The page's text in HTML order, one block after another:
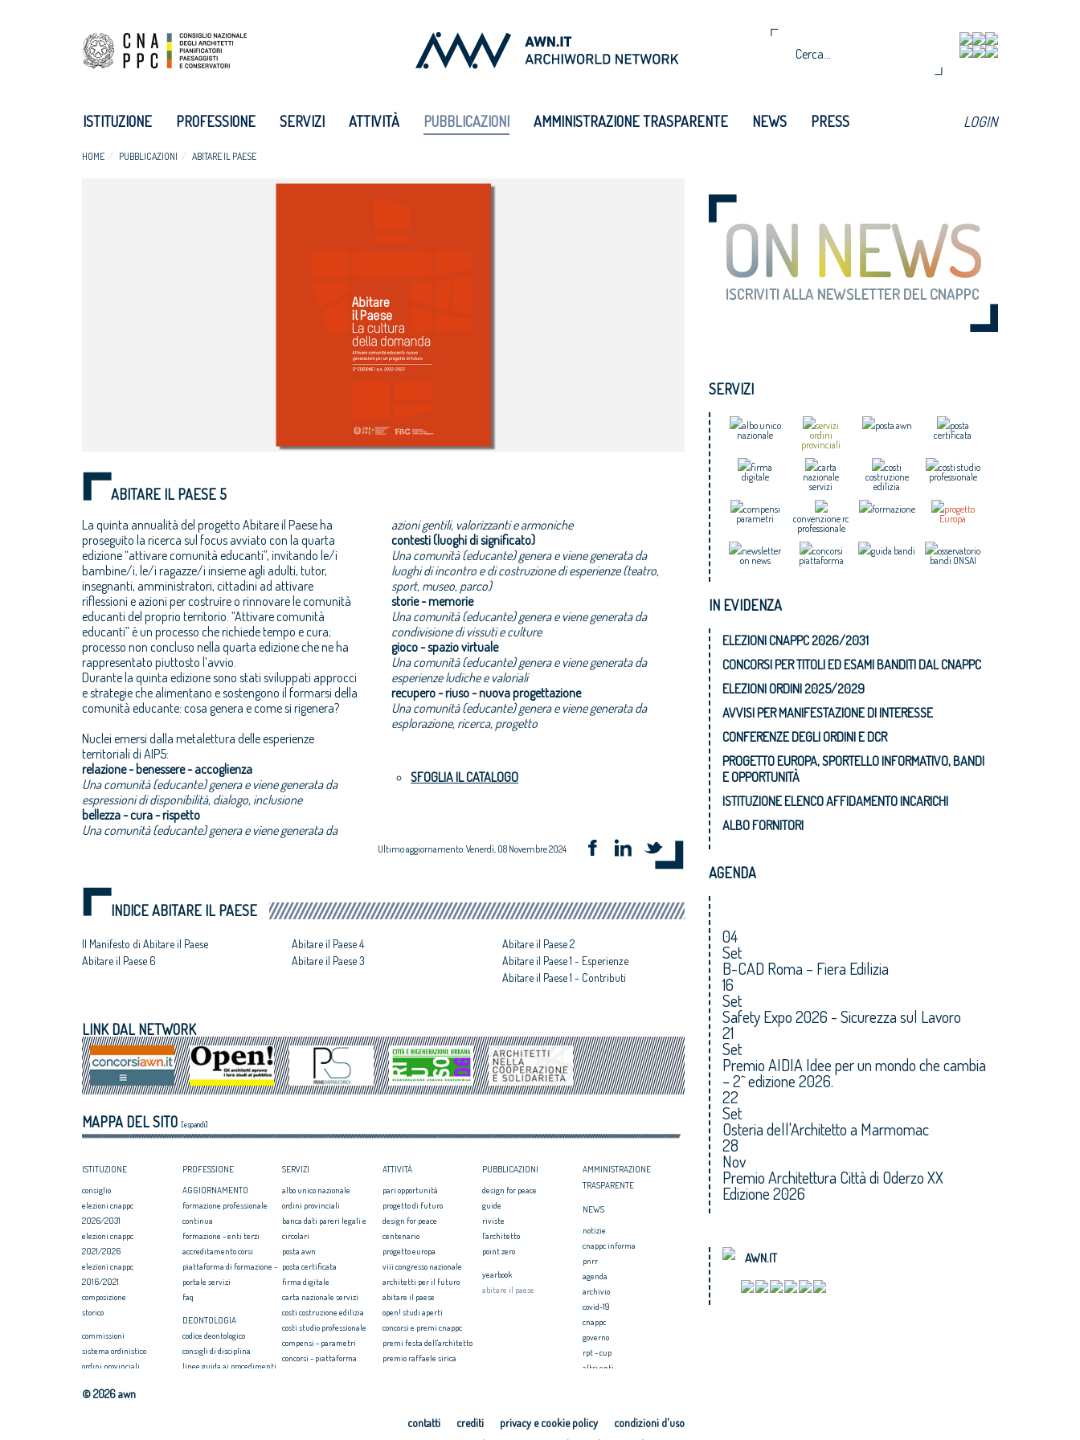
ISTITUZIONE PROFESSIONE SERVIZI ATTIVITÀ PUBBLICAZIONI AMMINISTRAZIONE TRASPARENTE NEWS PRESS LOGIN
HOME PUBBLICAZIONI ABITARE IL PAESE
ABITARE IL PAESE 5
La quinta annualità del progetto Abitare il Paese ha
proseguito la ricerca sul focus avviato con la quarta
edizione “attivare comunità educanti”, invitando le/i
bambine/i, le/i ragazze/i insieme agli adulti, tutor,
insegnanti, amministratori, cittadini ad attivare
riflessioni e azioni per costruire o rinnovare le comunità
educanti del proprio territorio. “Attivare comunità
educanti” è un processo che richiede tempo e cura;
processo non concluso nella quarta edizione che ne ha
rappresentato piuttosto l’avvio.
Durante la quinta edizione sono stati sviluppati approcci
e strategie che alimentano e sostengono il formarsi della
comunità educante: cosa genera e come si rigenera?
Nuclei emersi dalla metalettura delle esperienze
territoriali di AIP5:
relazione - benessere - accoglienza
Una comunità (educante) genera e viene generata da
espressioni di disponibilità, dialogo, inclusione
bellezza - cura - rispetto
Una comunità (educante) genera e viene generata da
azioni gentili, valorizzanti e armoniche
contesti (luoghi di significato)
Una comunità (educante) genera e viene generata da
luoghi di incontro e di costruzione di esperienze (teatro,
sport, museo, parco)
storie - memorie
Una comunità (educante) genera e viene generata da
condivisione di vissuti e culture
gioco - spazio virtuale
Una comunità (educante) genera e viene generata da
esperienze ludiche e valoriali
recupero - riuso - nuova progettazione
Una comunità (educante) genera e viene generata da
esplorazione, ricerca, progetto
SFOGLIA IL CATALOGO
Ultimo aggiornamento: Venerdì, 08 Novembre 2024
INDICE ABITARE IL PAESE
Il Manifesto di Abitare il Paese
Abitare il Paese 6
Abitare il Paese 4
Abitare il Paese 3
Abitare il Paese 2
Abitare il Paese 1 - Esperienze
Abitare il Paese 1 - Contributi
LINK DAL NETWORK
MAPPA DEL SITO [espandi]
ISTITUZIONE
consiglio
elezioni cnappc
2026/2031
elezioni cnappc
2021/2026
elezioni cnappc
2016/2021
composizione
storico
commissioni
sistema ordinistico
ordini provinciali
2025-2029
PROFESSIONE
AGGIORNAMENTO
formazione professionale
continua
formazione - enti terzi
accreditamento corsi
piattaforma di formazione -
portale servizi
faq
DEONTOLOGIA
codice deontologico
consigli di disciplina
linee guida ai procedimenti
SERVIZI
albo unico nazionale
ordini provinciali
banca dati pareri legali e
circolari
posta awn
posta certificata
firma digitale
carta nazionale servizi
costi costruzione edilizia
costi studio professionale
compensi - parametri
concorsi - piattaforma
ATTIVITÀ
pari opportunità
progetto di futuro
design for peace
centenario
progetto europa
viii congresso nazionale
architetti per il futuro
abitare il paese
open! studi aperti
concorsi e premi cnappc
premi festa dell'architetto
premio raffaele sirica
PUBBLICAZIONI
design for peace
guide
riviste
l'architetto
point zero
yearbook
abitare il paese
AMMINISTRAZIONE
TRASPARENTE
NEWS
notizie
cnappc informa
pnrr
agenda
archivio
covid-19
cnappc
governo
rpt - cup
altri enti
PRESS
© 2026 awn
condizioni d'uso
privacy e cookie policy
crediti
contatti
SERVIZI
albo unico
nazionale
servizi
ordini
provinciali
posta awn
posta
certificata
firma
digitale
carta
nazionale
servizi
costi
costruzione
edilizia
costi studio
professionale
compensi
parametri
convenzione rc
professionale
formazione
progetto
Europa
newsletter
on news
concorsi
piattaforma
guida bandi
osservatorio
bandi ONSAI
IN EVIDENZA
ELEZIONI CNAPPC 2026/2031
CONCORSI PER TITOLI ED ESAMI BANDITI DAL CNAPPC
ELEZIONI ORDINI 2025/2029
AVVISI PER MANIFESTAZIONE DI INTERESSE
CONFERENZE DEGLI ORDINI E DCR
PROGETTO EUROPA, SPORTELLO INFORMATIVO, BANDI
E OPPORTUNITÀ
ISTITUZIONE ELENCO AFFIDAMENTO INCARICHI
ALBO FORNITORI
AGENDA
04
Set
B-CAD Roma – Fiera Edilizia
16
Set
Safety Expo 2026 - Sicurezza sul Lavoro
21
Set
Premio AIDIA Idee per un mondo che cambia
– 2^ edizione 2026.
22
Set
Osteria dell'Architetto a Marmomac
28
Nov
Premio Architettura Città di Oderzo XX
Edizione 2026
AWN.IT